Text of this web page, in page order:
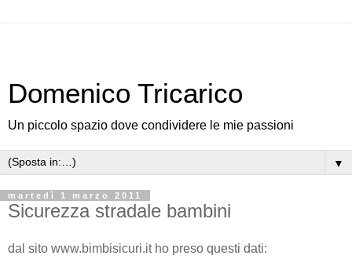
Domenico Tricarico
Un piccolo spazio dove condividere le mie passioni
▼
martedì 1 marzo 2011
Sicurezza stradale bambini
dal sito www.bimbisicuri.it ho preso questi dati: